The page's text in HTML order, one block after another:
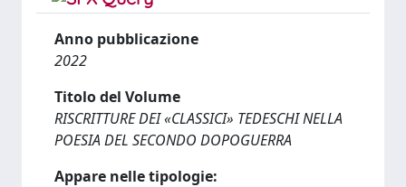
Anno pubblicazione
2022
Titolo del Volume
RISCRITTURE DEI «CLASSICI» TEDESCHI NELLA
POESIA DEL SECONDO DOPOGUERRA
Appare nelle tipologie: